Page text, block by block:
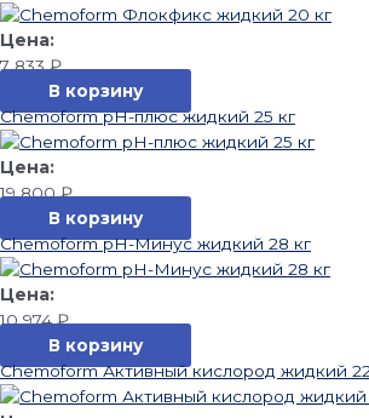
7 833₽
В корзину
Chemoform pH-плюс жидкий 25 кг
19 800₽
В корзину
Chemoform pH-Минус жидкий 28 кг
10 974₽
В корзину
Chemoform Активный кислород жидкий